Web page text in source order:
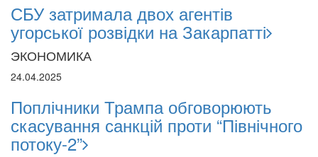
СБУ затримала двох агентів
угорської розвідки на Закарпатті
ЭКОНОМИКА
24.04.2025
Поплічники Трампа обговорюють
скасування санкцій проти “Північного
потоку-2”